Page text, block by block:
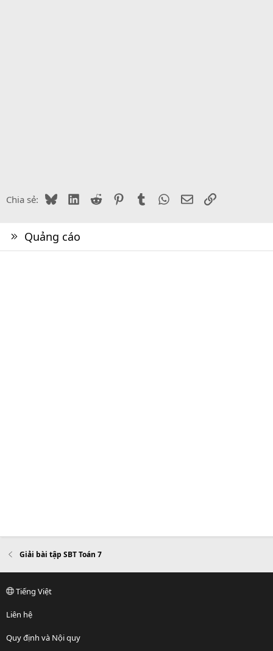
Chia sẻ: BlueskyLinkedIn
Reddit PinterestTumblr WhatsApp
EmailLink
Quảng cáo
Giải bài tập SBT Toán 7
Tiếng Việt
Liên hệ
Quy định và Nội quy